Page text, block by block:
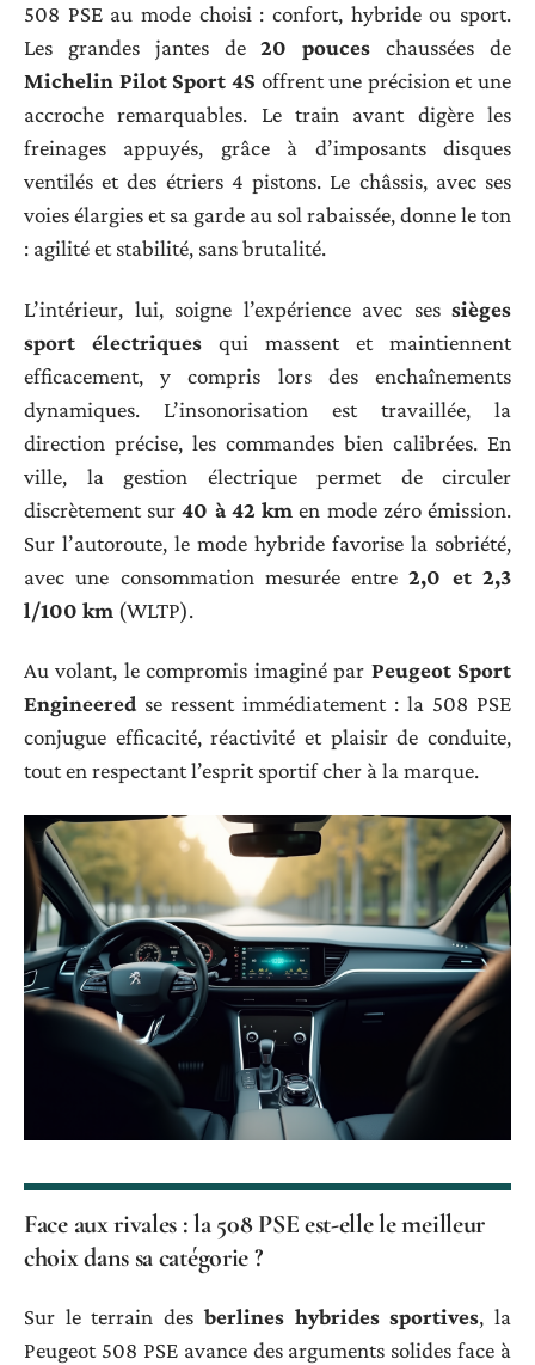
508 PSE au mode choisi : confort, hybride ou sport.
Les grandes jantes de20 pouces chaussées de
Michelin Pilot Sport 4S offrent une précision et une
accroche remarquables. Le train avant digère les
freinages appuyés, grâce à d’imposants disques
ventilés et des étriers 4 pistons. Le châssis, avec ses
voies élargies et sa garde au sol rabaissée, donne le ton
: agilité et stabilité, sans brutalité.
L’intérieur, lui, soigne l’expérience avec ses sièges
sport électriques qui massent et maintiennent
efficacement, y compris lors des enchaînements
dynamiques. L’insonorisation est travaillée, la
direction précise, les commandes bien calibrées. En
ville, la gestion électrique permet de circuler
discrètement sur40 à 42 km en mode zéro émission.
Sur l’autoroute, le mode hybride favorise la sobriété,
avec une consommation mesurée entre2,0 et 2,3
l/100 km (WLTP).
Au volant, le compromis imaginé par Peugeot Sport
Engineered se ressent immédiatement : la 508 PSE
conjugue efficacité, réactivité et plaisir de conduite,
tout en respectant l’esprit sportif cher à la marque.
Face aux rivales : la 508 PSE est-elle le meilleur
choix dans sa catégorie ?
Sur le terrain des berlines hybrides sportives, la
Peugeot 508 PSE avance des arguments solides face à